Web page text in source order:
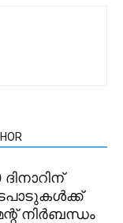
നിർബന്ധം